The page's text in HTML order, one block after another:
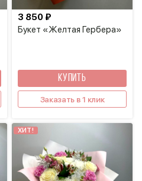
Букет «Желтая Гербера»
3 850 ₽
КУПИТЬ
Заказать в 1 клик
ХИТ!